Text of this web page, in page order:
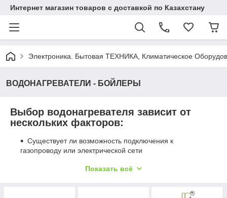
Интернет магазин товаров с доставкой по Казахстану
Электроника. Бытовая ТЕХНИКА, Климатическое
ВОДОНАГРЕВАТЕЛИ - БОЙЛЕРЫ
Выбор водонагревателя зависит от
нескольких факторов:
Существует ли возможность подключения к
газопроводу или электрической сети
установки водонагревателя (возможна ли установка
Показать всё